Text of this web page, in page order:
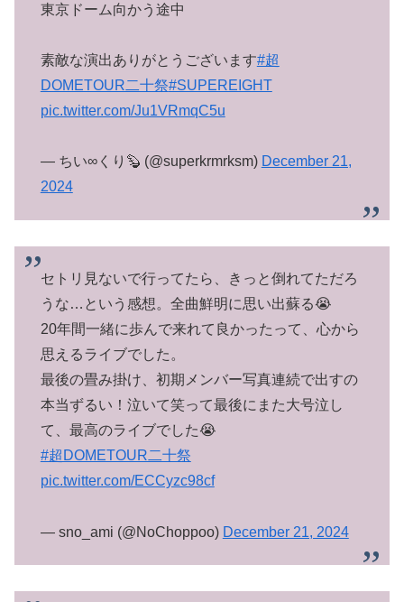
東京ドーム向かう途中
素敵な演出ありがとうございます#超
DOMETOUR二十祭#SUPEREIGHT
pic.twitter.com/Ju1VRmqC5u
— ちい∞くり🦫 (@superkrmrksm) December 21,
2024
セトリ見ないで行ってたら、きっと倒れてただろ
うな…という感想。全曲鮮明に思い出蘇る😭
20年間一緒に歩んで来れて良かったって、心から
思えるライブでした。
最後の畳み掛け、初期メンバー写真連続で出すの
本当ずるい！泣いて笑って最後にまた大号泣し
て、最高のライブでした😭
#超DOMETOUR二十祭
pic.twitter.com/ECCyzc98cf
— sno_ami (@NoChoppoo) December 21, 2024